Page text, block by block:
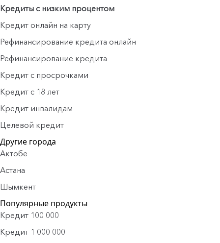
Кредиты с низким процентом
Кредит онлайн на карту
Рефинансирование кредита онлайн
Рефинансирование кредита
Кредит с просрочками
Кредит с 18 лет
Кредит инвалидам
Целевой кредит
Другие города
Актобе
Астана
Шымкент
Популярные продукты
Кредит 100 000
Кредит 1 000 000